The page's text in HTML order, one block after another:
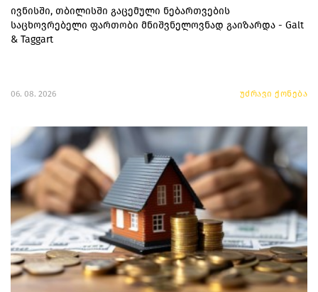
ივნისში, თბილისში გაცემული ნებართვების
საცხოვრებელი ფართობი მნიშვნელოვნად გაიზარდა - Galt
& Taggart
06. 08. 2026 უძრავი ქონება